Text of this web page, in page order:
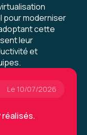
pour moderniser
cette
leur
et
vos
Le 10/07/2026
réalisés.